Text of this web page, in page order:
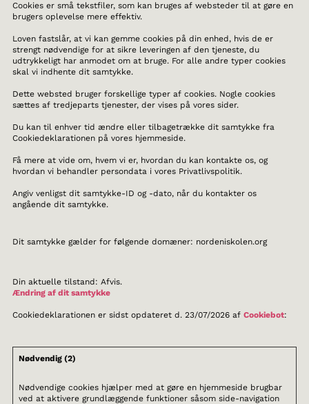
Cookies er små tekstfiler, som kan bruges af websteder til at gøre en
brugers oplevelse mere effektiv.
Loven fastslår, at vi kan gemme cookies på din enhed, hvis de er
strengt nødvendige for at sikre leveringen af den tjeneste, du
udtrykkeligt har anmodet om at bruge. For alle andre typer cookies
skal vi indhente dit samtykke.
Dette websted bruger forskellige typer af cookies. Nogle cookies
sættes af tredjeparts tjenester, der vises på vores sider.
Du kan til enhver tid ændre eller tilbagetrække dit samtykke fra
Cookiedeklarationen på vores hjemmeside.
Få mere at vide om, hvem vi er, hvordan du kan kontakte os, og
hvordan vi behandler persondata i vores Privatlivspolitik.
Angiv venligst dit samtykke-ID og -dato, når du kontakter os
angående dit samtykke.
Dit samtykke gælder for følgende domæner: nordeniskolen.org
Din aktuelle tilstand: Afvis.
Ændring af dit samtykke
Cookiedeklarationen er sidst opdateret d. 23/07/2026 af Cookiebot:
Nødvendig (2)
Nødvendige cookies hjælper med at gøre en hjemmeside brugbar
ved at aktivere grundlæggende funktioner såsom side-navigation